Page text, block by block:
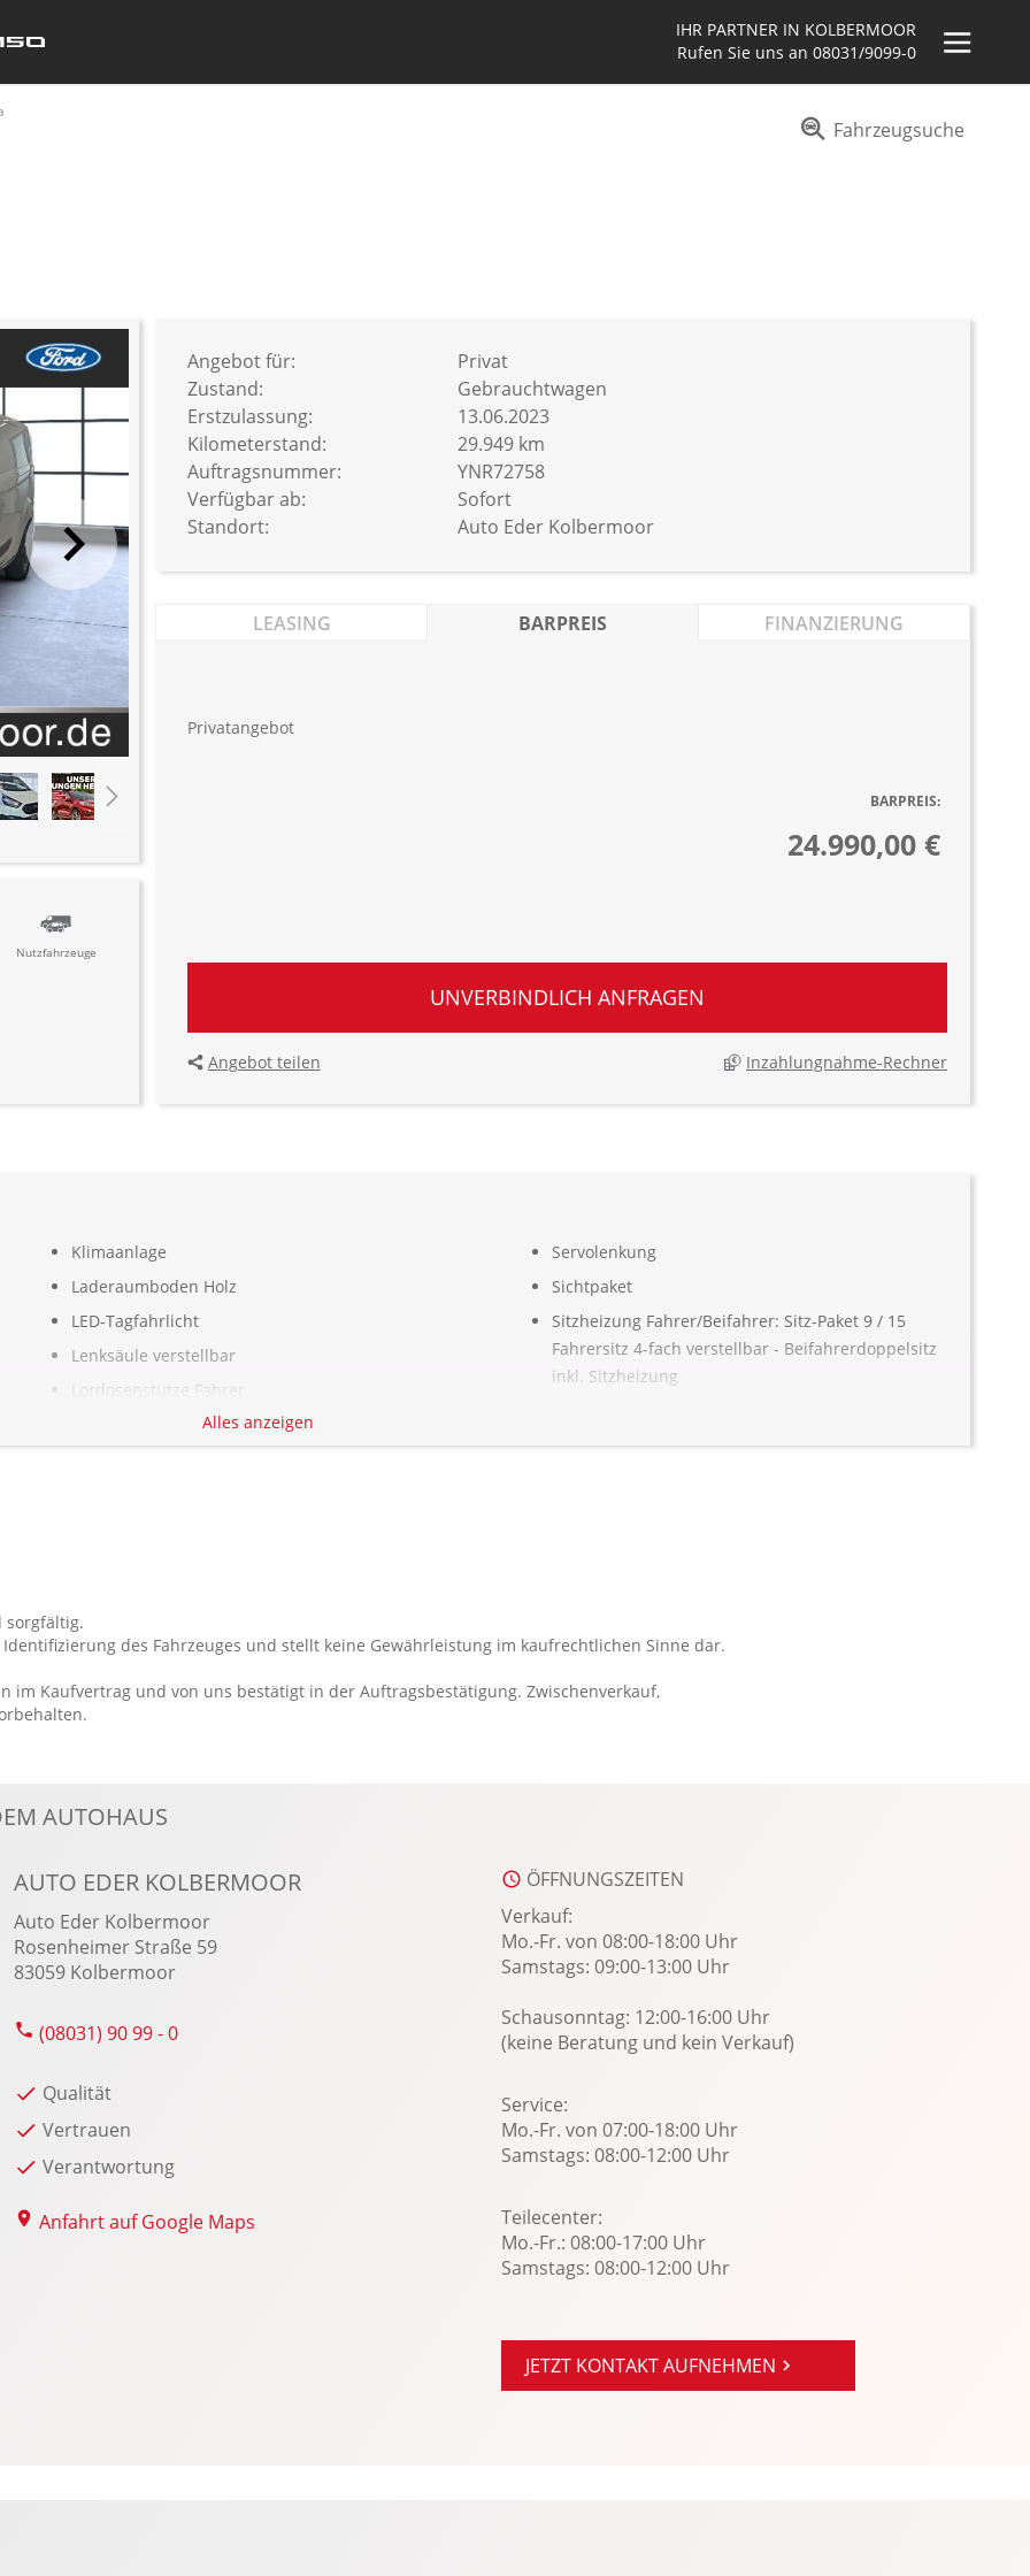
Fahrzeugsuche
IHR PARTNER IN KOLBERMOOR
Rufen Sie uns an 08031/9099-0
Nutzfahrzeuge
Angebot für:
Privat
Zustand:
Gebrauchtwagen
Erstzulassung:
13.06.2023
Kilometerstand:
29.949 km
Auftragsnummer:
YNR72758
Verfügbar ab:
Sofort
Standort:
Auto Eder Kolbermoor
LEASING BARPREIS FINANZIERUNG
Privatangebot
BARPREIS:
24.990,00 €
UNVERBINDLICH ANFRAGEN
Angebot teilen Inzahlungnahme-Rechner
Klimaanlage
Laderaumboden Holz
LED-Tagfahrlicht
Lenksäule verstellbar
Lordosenstütze Fahrer
Multi-Funktions-Display
Rückfahrkamera
Seitenwind Assistent
Servolenkung
Sichtpaket
Sitzheizung Fahrer/Beifahrer: Sitz-Paket 9 / 15
Fahrersitz 4-fach verstellbar - Beifahrerdoppelsitz
inkl. Sitzheizung
Traktionskontrolle
Alles anzeigen
sorgfältig.
des Fahrzeuges und stellt keine Gewährleistung im kaufrechtlichen Sinne dar.
im Kaufvertrag und von uns bestätigt in der Auftragsbestätigung. Zwischenverkauf,
AUTOHAUS
AUTO EDER KOLBERMOOR
Auto Eder Kolbermoor
Rosenheimer Straße 59
83059 Kolbermoor
(08031) 90 99 - 0
Qualität
Vertrauen
Verantwortung
Anfahrt auf Google Maps
ÖFFNUNGSZEITEN
Verkauf:
Mo.-Fr. von 08:00-18:00 Uhr
Samstags: 09:00-13:00 Uhr
Schausonntag: 12:00-16:00 Uhr
(keine Beratung und kein Verkauf)
Service:
Mo.-Fr. von 07:00-18:00 Uhr
Samstags: 08:00-12:00 Uhr
Teilecenter:
Mo.-Fr.: 08:00-17:00 Uhr
Samstags: 08:00-12:00 Uhr
JETZT KONTAKT AUFNEHMEN